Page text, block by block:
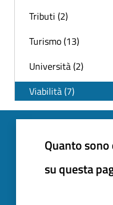
Tributi (2)
Turismo (13)
Università (2)
Viabilità (7)
Quanto
su questa